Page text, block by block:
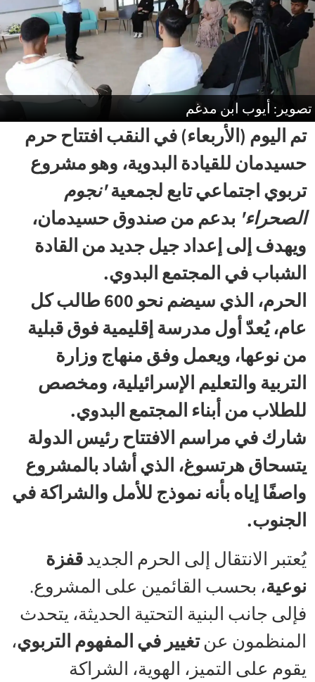
تصوير: أيوب ابن مدغم
تم اليوم (الأربعاء) في النقب افتتاح حرم
حسيدمان للقيادة البدوية، وهو مشروع
تربوي اجتماعي تابع لجمعية'نجوم
الصحراء' بدعم من صندوق حسيدمان،
ويهدف إلى إعداد جيل جديد من القادة
الشباب في المجتمع البدوي.
الحرم، الذي سيضم نحو 600 طالب كل
عام، يُعدّ أول مدرسة إقليمية فوق قبلية
من نوعها، ويعمل وفق منهاج وزارة
التربية والتعليم الإسرائيلية، ومخصص
للطلاب من أبناء المجتمع البدوي.
شارك في مراسم الافتتاح رئيس الدولة
يتسحاق هرتسوغ، الذي أشاد بالمشروع
واصفًا إياه بأنه نموذج للأمل والشراكة في
الجنوب.
يُعتبر الانتقال إلى الحرم الجديدقفزة
نوعية، بحسب القائمين على المشروع.
فإلى جانب البنية التحتية الحديثة، يتحدث
المنظمون عنتغيير في المفهوم التربوي،
يقوم على التميز، الهوية، الشراكة